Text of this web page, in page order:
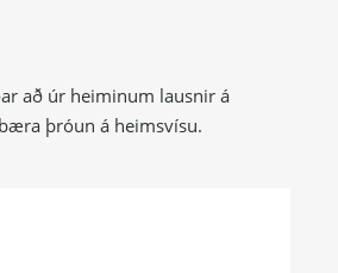
að úr heiminum lausnir á
þróun á heimsvísu.